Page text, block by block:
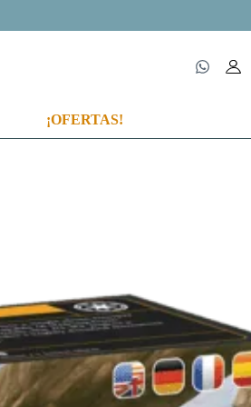
¡OFERTAS!